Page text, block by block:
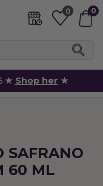
0 0
★ Shop her ★
SAFRANO
60 ML